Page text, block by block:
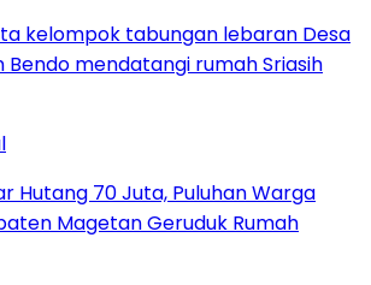
Hutang 70 Juta, Puluhan Warga
Magetan Geruduk Rumah